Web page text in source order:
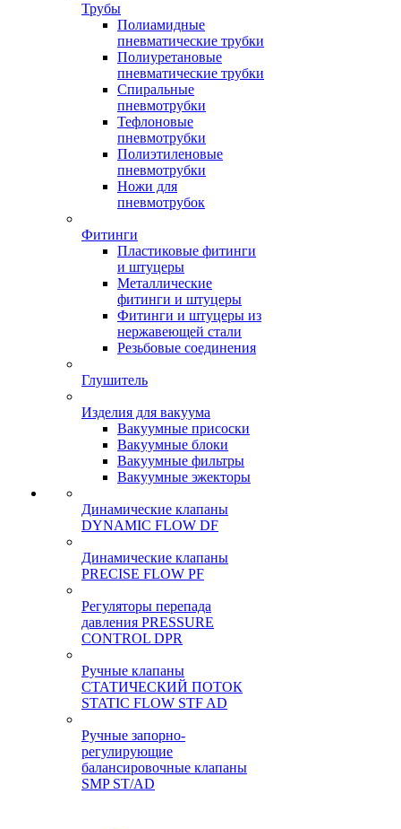
Трубы
Полиамидные
пневматические трубки
Полиуретановые
пневматические трубки
Спиральные
пневмотрубки
Тефлоновые
пневмотрубки
Полиэтиленовые
пневмотрубки
Ножи для
пневмотрубок
Фитинги
Пластиковые фитинги
и штуцеры
Металлические
фитинги и штуцеры
Фитинги и штуцеры из
нержавеющей стали
Резьбовые соединения
Глушитель
Изделия для вакуума
Вакуумные присоски
Вакуумные блоки
Вакуумные фильтры
Вакуумные эжекторы
Динамические клапаны
DYNAMIC FLOW DF
Динамические клапаны
PRECISE FLOW PF
Регуляторы перепада
давления PRESSURE
CONTROL DPR
Ручные клапаны
СТАТИЧЕСКИЙ ПОТОК
STATIC FLOW STF AD
Ручные запорно-
регулирующие
балансировочные клапаны
SMP ST/AD